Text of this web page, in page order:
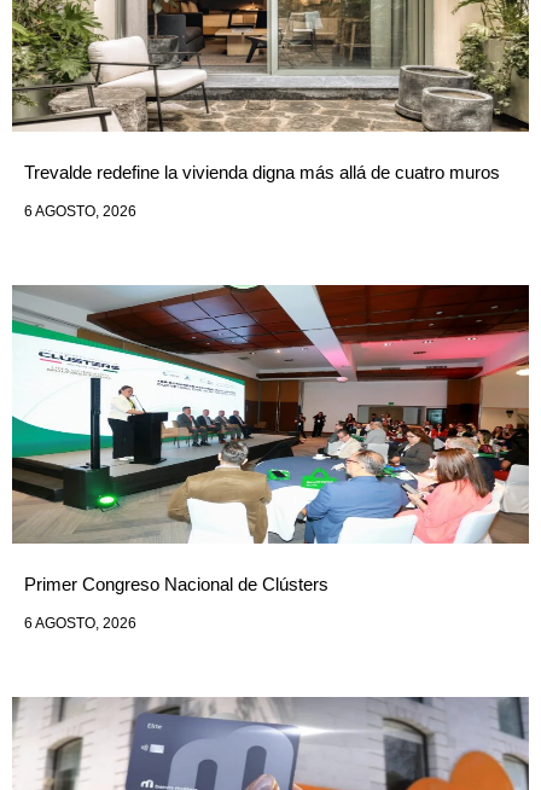
Trevalde redefine la vivienda digna más allá de cuatro muros
6 AGOSTO, 2026
Primer Congreso Nacional de Clústers
6 AGOSTO, 2026